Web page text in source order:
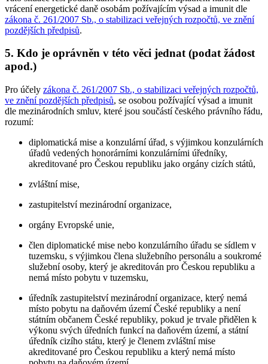
vrácení energetické daně osobám požívajícím výsad a imunit dle
zákona č. 261/2007 Sb., o stabilizaci veřejných rozpočtů, ve znění
pozdějších předpisů.
5. Kdo je oprávněn v této věci jednat (podat žádost
apod.)
Pro účely zákona č. 261/2007 Sb., o stabilizaci veřejných rozpočtů,
ve znění pozdějších předpisů, se osobou požívající výsad a imunit
dle mezinárodních smluv, které jsou součástí českého právního řádu,
rozumí:
diplomatická mise a konzulární úřad, s výjimkou konzulárních
úřadů vedených honorárními konzulárními úředníky,
akreditované pro Českou republiku jako orgány cizích států,
zvláštní mise,
zastupitelství mezinárodní organizace,
orgány Evropské unie,
člen diplomatické mise nebo konzulárního úřadu se sídlem v
tuzemsku, s výjimkou člena služebního personálu a soukromé
služební osoby, který je akreditován pro Českou republiku a
nemá místo pobytu v tuzemsku,
úředník zastupitelství mezinárodní organizace, který nemá
místo pobytu na daňovém území České republiky a není
státním občanem České republiky, pokud je trvale přidělen k
výkonu svých úředních funkcí na daňovém území, a státní
úředník cizího státu, který je členem zvláštní mise
akreditované pro Českou republiku a který nemá místo